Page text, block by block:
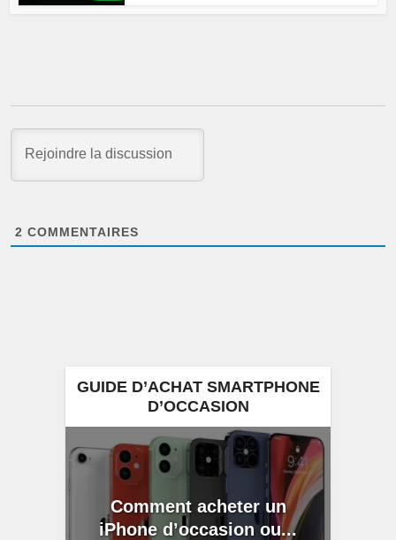
2 COMMENTAIRES
GUIDE D’ACHAT SMARTPHONE
D’OCCASION
Comment acheter un
iPhone d’occasion ou...